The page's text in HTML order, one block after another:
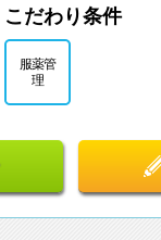
こだわり条件
服薬管
理